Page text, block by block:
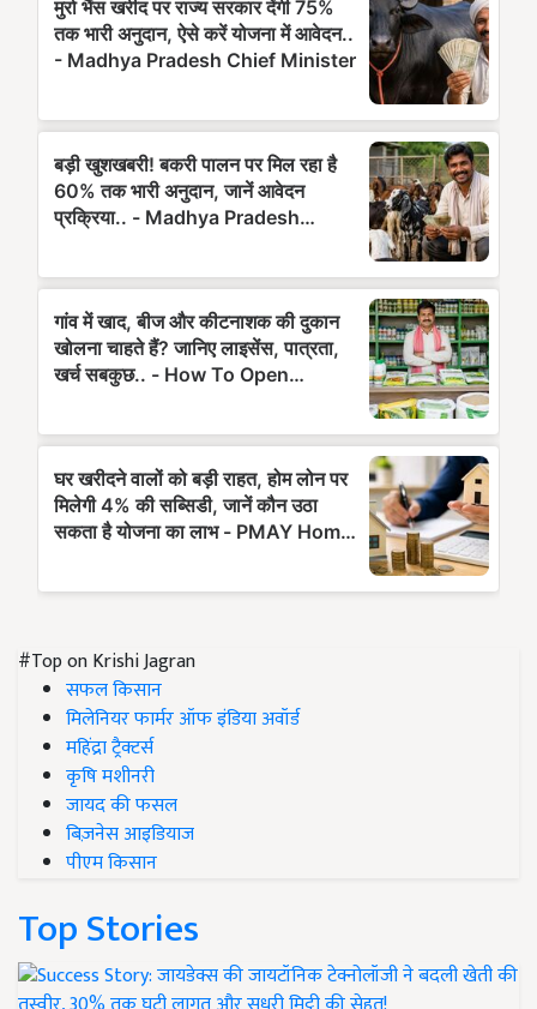
#Top on Krishi Jagran
सफल किसान
मिलेनियर फार्मर ऑफ इंडिया अवॉर्ड
महिंद्रा ट्रैक्टर्स
कृषि मशीनरी
जायद की फसल
बिज़नेस आइडियाज
पीएम किसान
Top Stories